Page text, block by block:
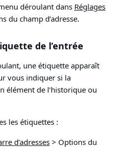
déroulant dans Réglages
du champ d’adresse.
de l’entrée
une étiquette apparaît
vous indiquer si la
élément de l’historique ou
les étiquettes :
d’adresses > Options du